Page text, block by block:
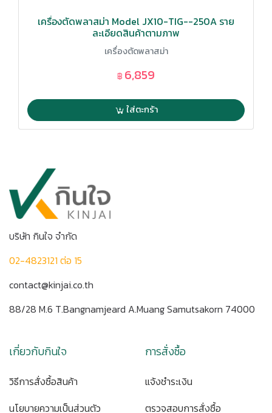
เครื่องตัดพลาสม่า Model JX10-TIG--250A ราย
ละเอียดสินค้าตามภาพ
เครื่องตัดพลาสม่า
฿ 6,859
ใส่ตะกร้า
บริษัท กินใจ จำกัด
02-4823121 ต่อ 15
contact@kinjai.co.th
88/28 M.6 T.Bangnamjeard A.Muang Samutsakorn 74000
เกี่ยวกับกินใจ
วิธีการสั่งซื้อสินค้า
นโยบายความเป็นส่วนตัว
การสั่งซื้อ
แจ้งชำระเงิน
ตรวจสอบการสั่งซื้อ